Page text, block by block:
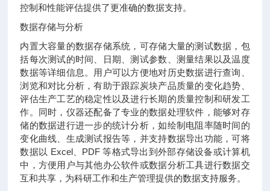
控制和性能评估提供了更准确的数据支持。
数据存储与分析
内置大容量的数据存储系统，可存储大量的测试数据，包
括每次测试的时间、日期、测试参数、测量结果以及温度
数据等详细信息。用户可以方便地对历史数据进行查询、
浏览和对比分析，有助于跟踪炭块产品质量的变化趋势、
评估生产工艺的稳定性以及进行长期的质量控制和研发工
作。同时，仪器还配备了专业的数据处理软件，能够对存
储的数据进行进一步的统计分析，如绘制电阻率随时间的
变化曲线、生成测试报告等，并支持数据导出功能，可将
数据以 Excel、PDF 等格式导出到外部存储设备或计算机
中，方便用户与其他办公软件或数据分析工具进行数据交
互和共享，为科研工作和生产管理提供的数据支持服务。